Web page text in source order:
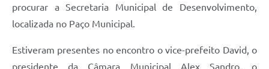
procurar a Secretaria Municipal de Desenvolvimento,
localizada no Paço Municipal.
Estiveram presentes no encontro o vice-prefeito David, o
presidente da Câmara Municipal Alex Sandro, o